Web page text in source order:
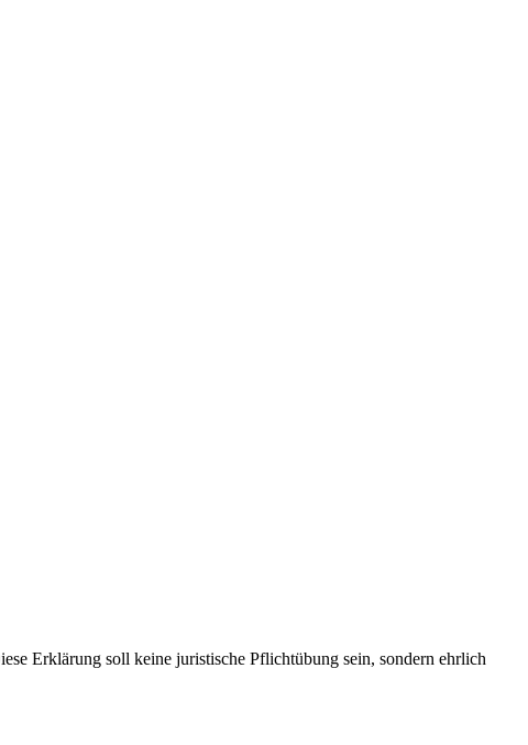
Erklärung soll keine juristische Pflicht­übung sein, sondern ehrlich